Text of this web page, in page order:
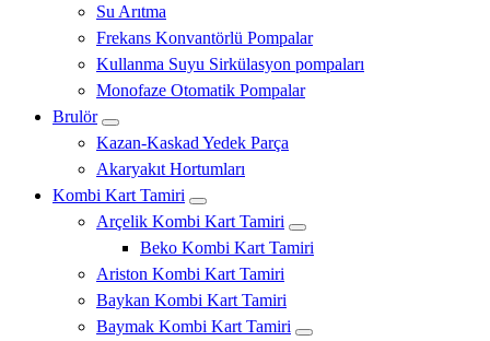
Su Arıtma
Frekans Konvantörlü Pompalar
Kullanma Suyu Sirkülasyon pompaları
Monofaze Otomatik Pompalar
Brulör
Kazan-Kaskad Yedek Parça
Akaryakıt Hortumları
Kombi Kart Tamiri
Arçelik Kombi Kart Tamiri
Beko Kombi Kart Tamiri
Ariston Kombi Kart Tamiri
Baykan Kombi Kart Tamiri
Baymak Kombi Kart Tamiri